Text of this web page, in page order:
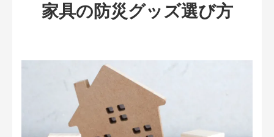
家具の防災グッズ選び方